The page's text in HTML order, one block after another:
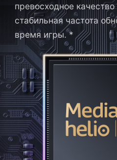
превосходное
стабильная частота
время игры. *